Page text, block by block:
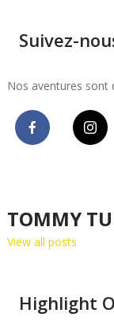
Suivez-
Nos aventures sont
TOMMY
View all posts
Highlight